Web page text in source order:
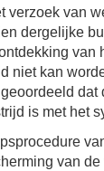
verzoek van
dergelijke
van
niet kan
is met het
van